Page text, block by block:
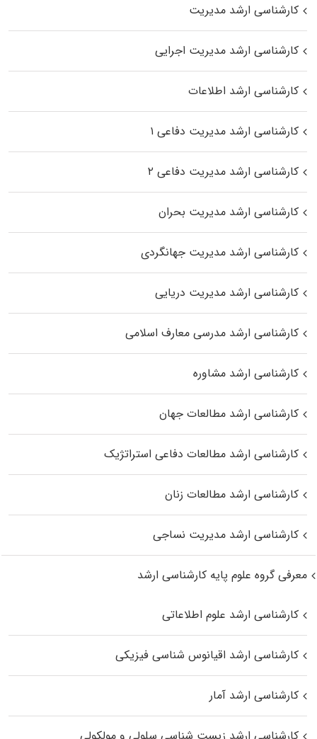
کارشناسی ارشد مدیریت
کارشناسی ارشد مدیریت اجرایی
کارشناسی ارشد اطلاعات
کارشناسی ارشد مدیریت دفاعی ۱
کارشناسی ارشد مدیریت دفاعی ۲
کارشناسی ارشد مدیریت بحران
کارشناسی ارشد مدیریت جهانگردی
کارشناسی ارشد مدیریت دریایی
کارشناسی ارشد مدرسی معارف اسلامی
کارشناسی ارشد مشاوره
کارشناسی ارشد مطالعات جهان
کارشناسی ارشد مطالعات دفاعی استراتژیک
کارشناسی ارشد مطالعات زنان
کارشناسی ارشد مدیریت نساجی
معرفی گروه علوم پایه کارشناسی ارشد
کارشناسی ارشد علوم اطلاعاتی
کارشناسی ارشد اقیانوس‌ شناسی فیزیکی
کارشناسی ارشد آمار